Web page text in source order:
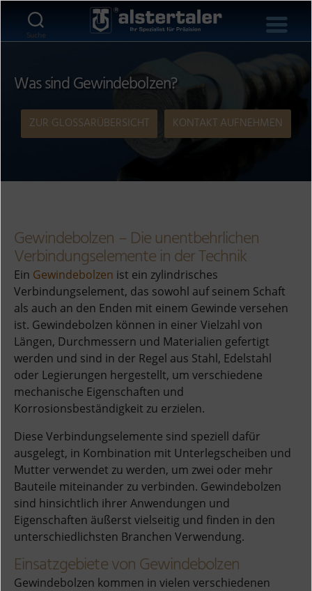
Suche
Was sind Gewindebolzen?
ZUR GLOSSARÜBERSICHT KONTAKT AUFNEHMEN
Gewindebolzen – Die unentbehrlichen
Verbindungselemente in der Technik
Ein Gewindebolzen ist ein zylindrisches
Verbindungselement, das sowohl auf seinem Schaft
als auch an den Enden mit einem Gewinde versehen
ist. Gewindebolzen können in einer Vielzahl von
Längen, Durchmessern und Materialien gefertigt
werden und sind in der Regel aus Stahl, Edelstahl
oder Legierungen hergestellt, um verschiedene
mechanische Eigenschaften und
Korrosionsbeständigkeit zu erzielen.
Diese Verbindungselemente sind speziell dafür
ausgelegt, in Kombination mit Unterlegscheiben und
Mutter verwendet zu werden, um zwei oder mehr
Bauteile miteinander zu verbinden. Gewindebolzen
sind hinsichtlich ihrer Anwendungen und
Eigenschaften äußerst vielseitig und finden in den
unterschiedlichsten Branchen Verwendung.
Einsatzgebiete von Gewindebolzen
Gewindebolzen kommen in vielen verschiedenen